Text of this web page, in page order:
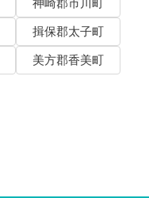
神崎郡市川町
揖保郡太子町
美方郡香美町